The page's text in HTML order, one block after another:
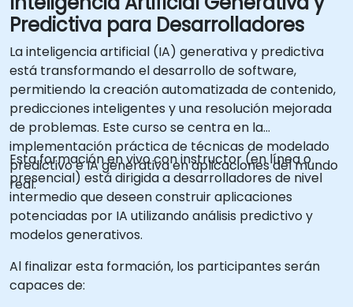
Predictiva para Desarrolladores
La inteligencia artificial (IA) generativa y predictiva
está transformando el desarrollo de software,
permitiendo la creación automatizada de contenido,
predicciones inteligentes y una resolución mejorada
de problemas. Este curso se centra en la
implementación práctica de técnicas de modelado
predictivo e IA generativa en aplicaciones del mundo
real.
Esta formación en vivo con instructor (en línea o
presencial) está dirigida a desarrolladores de nivel
intermedio que deseen construir aplicaciones
potenciadas por IA utilizando análisis predictivo y
modelos generativos.
Al finalizar esta formación, los participantes serán
capaces de: